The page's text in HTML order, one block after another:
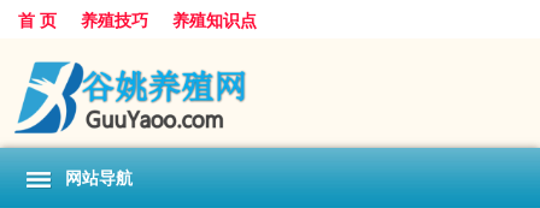
首 页 养殖技巧 养殖知识点
网站导航